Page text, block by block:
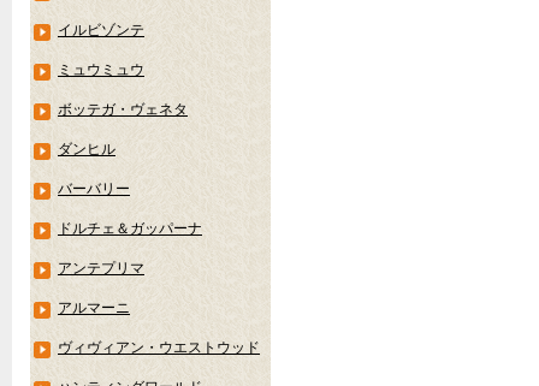
イルビゾンテ
ミュウミュウ
ボッテガ・ヴェネタ
ダンヒル
バーバリー
ドルチェ＆ガッパーナ
アンテプリマ
アルマーニ
ヴィヴィアン・ウエストウッド